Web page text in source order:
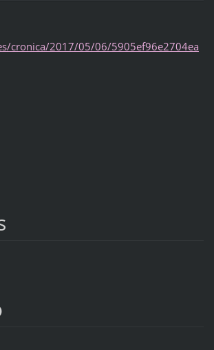
cronica/2017/05/06/5905ef96e2704ea